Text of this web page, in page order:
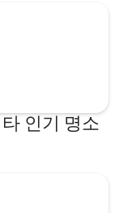
인기 명소